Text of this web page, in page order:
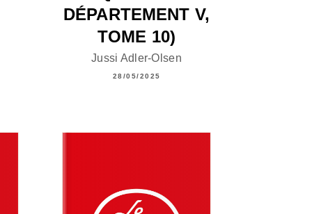
DÉPARTEMENT V,
TOME 10)
Jussi Adler-Olsen
28/05/2025